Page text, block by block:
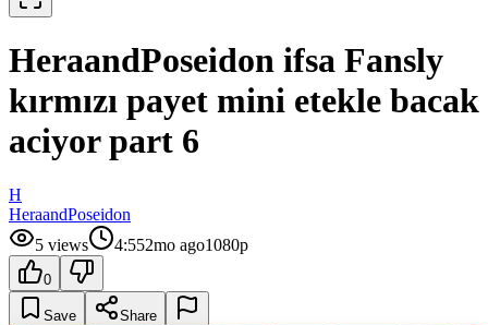
HeraandPoseidon ifsa Fansly
kırmızı payet mini etekle bacak
aciyor part 6
H
HeraandPoseidon
5 views 4:552mo ago1080p
0
Save Share